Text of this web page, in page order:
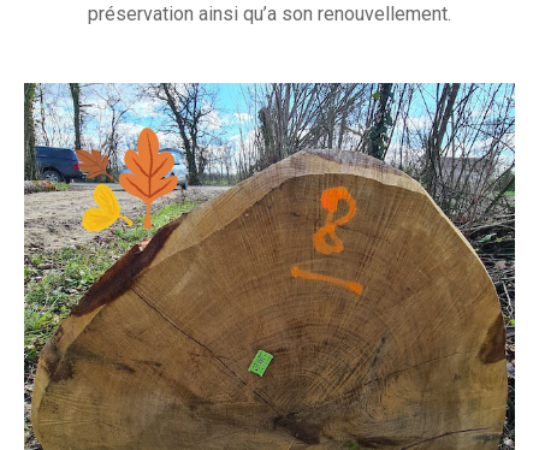
préservation ainsi qu’a son renouvellement.